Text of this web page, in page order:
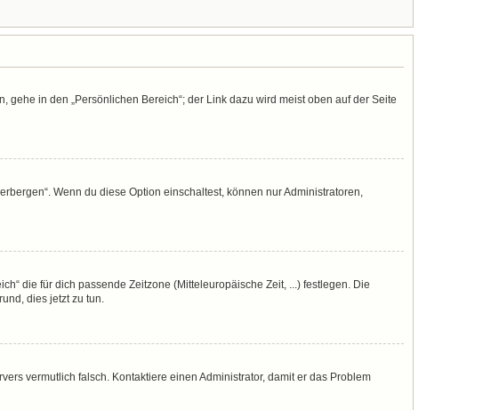
in den „Persönlichen Bereich“; der Link dazu wird meist oben auf der Seite
Wenn du diese Option einschaltest, können nur Administratoren,
die für dich passende Zeitzone (Mitteleuropäische Zeit, ...) festlegen. Die
dies jetzt zu tun.
vermutlich falsch. Kontaktiere einen Administrator, damit er das Problem